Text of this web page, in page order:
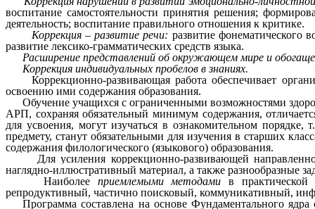
воспитание самостоятельности принятия решения;
деятельность; воспитание правильного отношения к критике.
Коррекция – развитие речи: развитие фонематического
развитие лексико-грамматических средств языка.
Расширение представлений об окружающем мире и
Коррекция индивидуальных пробелов в знаниях.
Коррекционно-развивающая работа обеспечивает
освоению ими содержания образования.
Обучение учащихся с ограниченными возможностями
АРП, сохраняя обязательный минимум содержания,
для усвоения, могут изучаться в ознакомительном
предмету, станут обязательными для изучения в старших
содержания филологического (языкового) образования.
Для усиления коррекционно-развивающей
наглядно-иллюстративный материал, а также разнообразные
Наиболее приемлемыми методами в
репродуктивный, частично поисковый, коммуникативный,
Программа составлена на основе Фундаментального